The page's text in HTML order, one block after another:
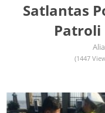
Satlantas
Patroli
(1447